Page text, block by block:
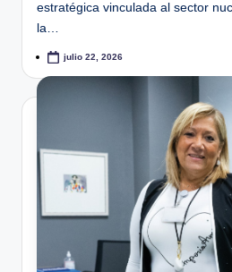
estratégica vinculada al sector
la…
julio 22, 2026